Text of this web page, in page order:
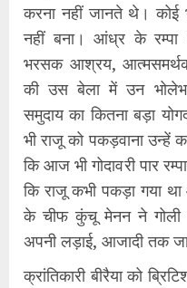
करना नहीं जानते थे। कोई
नहीं बना। आंध्र के रम्पा
भरसक आश्रय,
की उस बेला में उन
समुदाय का कितना बड़ा
भी राजू को पकड़वाना उन्हें
कि आज भी गोदावरी पार
कि राजू कभी पकड़ा गया
के चीफ कुंचू मेनन ने गोली
अपनी लड़ाई, आजादी तक
क्रांतिकारी बीरैया को